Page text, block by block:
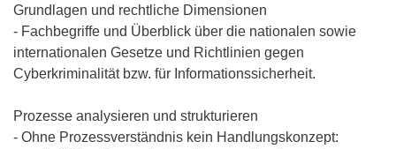
Grundlagen und rechtliche Dimensionen
- Fachbegriffe und Überblick über die nationalen sowie
internationalen Gesetze und Richtlinien gegen
Cyberkriminalität bzw. für Informationssicherheit.
Prozesse analysieren und strukturieren
- Ohne Prozessverständnis kein Handlungskonzept: